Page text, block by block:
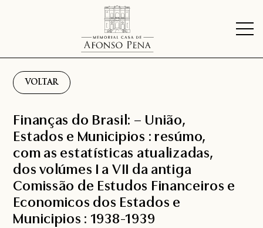
VOLTAR
Finanças do Brasil: – União,
Estados e Municipios : resúmo,
com as estatísticas atualizadas,
dos volúmes I a VII da antiga
Comissão de Estudos Financeiros e
Economicos dos Estados e
Municipios : 1938-1939